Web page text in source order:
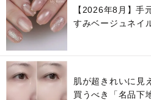
【2026年8月】手
すみベージュネイ
肌が超きれいに見
買うべき「名品下